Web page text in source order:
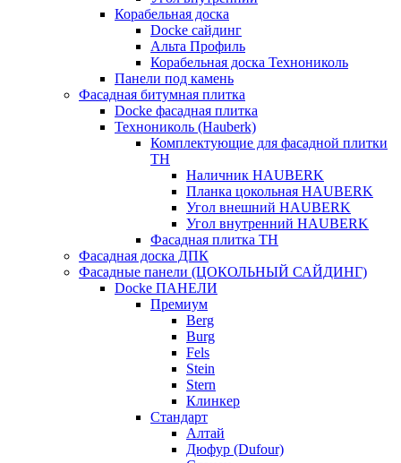
Корабельная доска
Docke сайдинг
Альта Профиль
Корабельная доска Технониколь
Панели под камень
Фасадная битумная плитка
Docke фасадная плитка
Технониколь (Hauberk)
Комплектующие для фасадной плитки
ТН
Наличник HAUBERK
Планка цокольная HAUBERK
Угол внешний HAUBERK
Угол внутренний HAUBERK
Фасадная плитка ТН
Фасадная доска ДПК
Фасадные панели (ЦОКОЛЬНЫЙ САЙДИНГ)
Docke ПАНЕЛИ
Премиум
Berg
Burg
Fels
Stein
Stern
Клинкер
Стандарт
Алтай
Дюфур (Dufour)